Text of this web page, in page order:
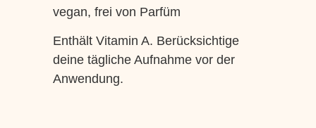
vegan, frei von Parfüm
Enthält Vitamin A. Berücksichtige
deine tägliche Aufnahme vor der
Anwendung.